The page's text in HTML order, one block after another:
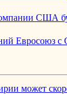
США
Евросоюз с
может